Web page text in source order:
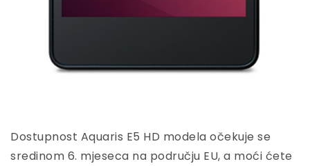
Dostupnost Aquaris E5 HD modela očekuje se
sredinom 6. mjeseca na području EU, a moći ćete